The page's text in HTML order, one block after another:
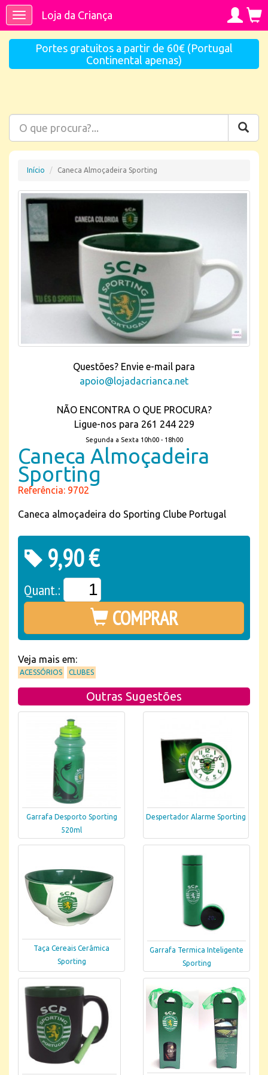
ToggleLoja da Criança
Portes gratuitos a partir de 60€ (Portugal
Continental apenas)
Início Caneca Almoçadeira Sporting
Questões? Envie e-mail para
apoio@lojadacrianca.net
NÃO ENCONTRA O QUE PROCURA?
Ligue-nos para 261 244 229
Segunda a Sexta 10h00 - 18h00
Caneca Almoçadeira
Sporting
Referência: 9702
Caneca almoçadeira do Sporting Clube Portugal
9,90 €
Quant.:
COMPRAR
Veja mais em:
ACESSÓRIOS CLUBES
Outras Sugestões
Garrafa Desporto Sporting
520ml
Despertador Alarme Sporting
Taça Cereais Cerâmica
Sporting
Garrafa Termica Inteligente
Sporting